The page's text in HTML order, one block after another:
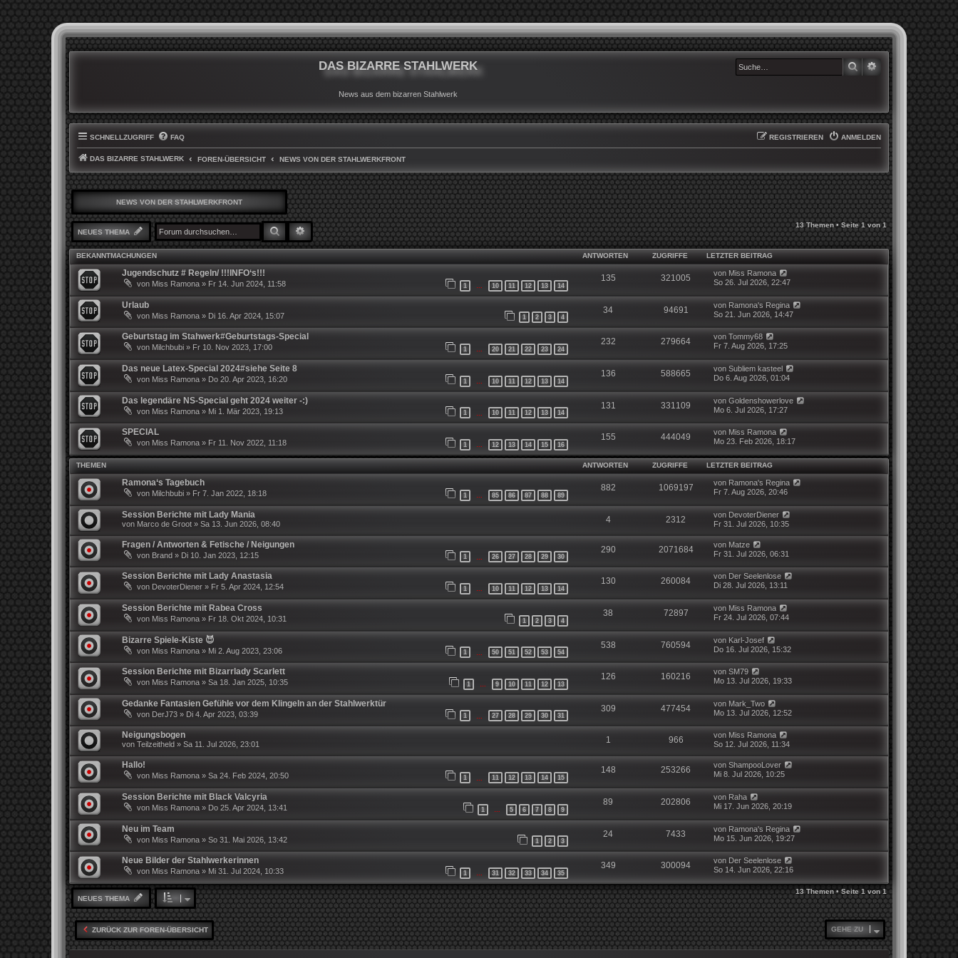
DAS BIZARRE STAHLWERK
News aus dem bizarren Stahlwerk
SUCHE
SCHNELLZUGRIFF FAQ ANMELDEN
REGISTRIEREN
DAS BIZARRE STAHLWERK FOREN-ÜBERSICHT NEWS VON DER STAHLWERKFRONT
NEWS VON DER STAHLWERKFRONT
NEUES THEMA SUCHE ERWEITERTE SUCHE
13 Themen • Seite1 von1
BEKANNTMACHUNGEN ANTWORTEN ZUGRIFFE LETZTER BEITRAG
Jugendschutz # Regeln/ !!!INFO‘s!!!
von Miss Ramona » Fr 14. Jun 2024, 11:58 1 … 10 11 12 13 14
135 321005 von Miss Ramona
So 26. Jul 2026, 22:47
Urlaub
von Miss Ramona » Di 16. Apr 2024, 15:07 1 2 3 4
34 94691 von Ramona's Regina
So 21. Jun 2026, 14:47
Geburtstag im Stahwerk#Geburtstags-Special
von Milchbubi » Fr 10. Nov 2023, 17:00 1 … 20 21 22 23 24
232 279664 von Tommy68
Fr 7. Aug 2026, 17:25
Das neue Latex-Special 2024#siehe Seite 8
von Miss Ramona » Do 20. Apr 2023, 16:20 1 … 10 11 12 13 14
136 588665 von Subliem kasteel
Do 6. Aug 2026, 01:04
Das legendäre NS-Special geht 2024 weiter -:)
von Miss Ramona » Mi 1. Mär 2023, 19:13 1 10 11 12 13 14
131 331109 von Goldenshowerlove
Mo 6. Jul 2026, 17:27
SPECIAL
von Miss Ramona » Fr 11. Nov 2022, 11:18 1 … 12 13 14 15 16
155 444049 von Miss Ramona
Mo 23. Feb 2026, 18:17
THEMEN ANTWORTEN ZUGRIFFE LETZTER BEITRAG
Ramona‘s Tagebuch
von Milchbubi » Fr 7. Jan 2022, 18:18 1 … 85 86 87 88 89
882 1069197 von Ramona's Regina
Fr 7. Aug 2026, 20:46
Session Berichte mit Lady Mania
von Marco de Groot » Sa 13. Jun 2026, 08:40 4 2312 von DevoterDiener
Fr 31. Jul 2026, 10:35
Fragen / Antworten & Fetische / Neigungen
von Brand » Di 10. Jan 2023, 12:15 1 26 27 28 29 30
290 2071684 von Matze
Fr 31. Jul 2026, 06:31
Session Berichte mit Lady Anastasia
von DevoterDiener » Fr 5. Apr 2024, 12:54 1 … 10 11 12 13 14
130 260084 von Der Seelenlose
Di 28. Jul 2026, 13:11
Session Berichte mit Rabea Cross
von Miss Ramona » Fr 18. Okt 2024, 10:31 1 2 3 4
38 72897 von Miss Ramona
Fr 24. Jul 2026, 07:44
Bizarre Spiele-Kiste 😈
von Miss Ramona » Mi 2. Aug 2023, 23:06 1 50 51 52 53 54
538 760594 von Karl-Josef
Do 16. Jul 2026, 15:32
Session Berichte mit Bizarrlady Scarlett
von Miss Ramona » Sa 18. Jan 2025, 10:35 1 … 9 10 11 12 13
126 160216 von SM79
Mo 13. Jul 2026, 19:33
Gedanke Fantasien Gefühle vor dem Klingeln an der Stahlwerktür
von DerJ73 » Di 4. Apr 2023, 03:39 1 27 28 29 30 31
309 477454 von Mark_Two
Mo 13. Jul 2026, 12:52
Neigungsbogen
von Teilzeitheld » Sa 11. Jul 2026, 23:01 1 966 von Miss Ramona
So 12. Jul 2026, 11:34
Hallo!
von Miss Ramona » Sa 24. Feb 2024, 20:50 1 11 12 13 14 15
148 253266 von ShampooLover
Mi 8. Jul 2026, 10:25
Session Berichte mit Black Valcyria
von Miss Ramona » Do 25. Apr 2024, 13:41 1 … 5 6 7 8 9
89 202806 von Raha
Mi 17. Jun 2026, 20:19
Neu im Team
von Miss Ramona » So 31. Mai 2026, 13:42 1 2 3
24 7433 von Ramona's Regina
Mo 15. Jun 2026, 19:27
Neue Bilder der Stahlwerkerinnen
von Miss Ramona » Mi 31. Jul 2024, 10:33 1 … 31 32 33 34 35
349 300094 von Der Seelenlose
So 14. Jun 2026, 22:16
NEUES THEMA
13 Themen • Seite1 von1
ZURÜCK ZUR FOREN-ÜBERSICHT GEHE ZU